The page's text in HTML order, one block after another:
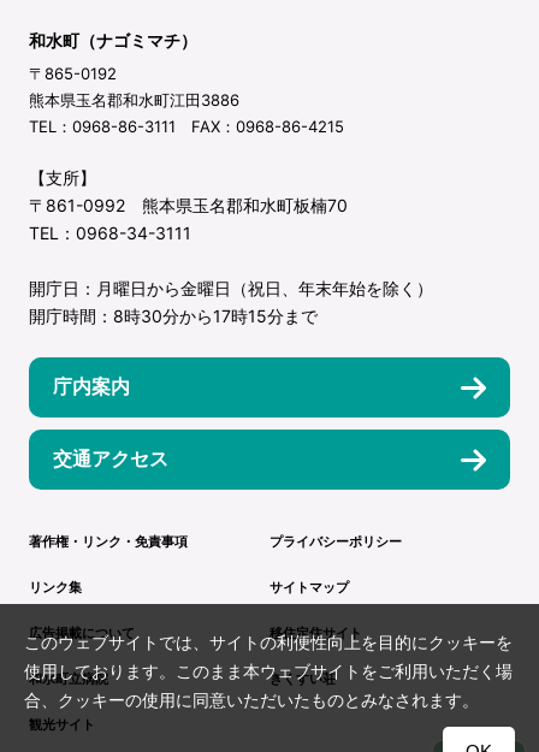
和水町（ナゴミマチ）
〒865-0192
熊本県玉名郡和水町江田3886
TEL：0968-86-3111 FAX：0968-86-4215
【支所】
〒861-0992 熊本県玉名郡和水町板楠70
TEL：0968-34-3111
開庁日：月曜日から金曜日（祝日、年末年始を除く）
開庁時間：8時30分から17時15分まで
庁内案内
交通アクセス
著作権・リンク・免責事項 プライバシーポリシー
リンク集 サイトマップ
広告掲載について 移住定住サイト
和水町立病院 きくすい荘
観光サイト
このウェブサイトでは、サイトの利便性向上を目的にクッキーを
使用しております。このまま本ウェブサイトをご利用いただく場
合、クッキーの使用に同意いただいたものとみなされます。